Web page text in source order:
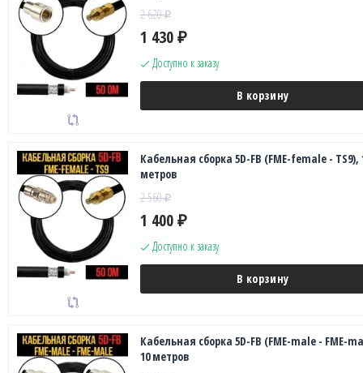
2 620₽
1 430 ₽
Доступно к заказу
В корзину
Кабельная сборка 5D-FB (FME-female - TS9),
метров
2 560₽
1 400 ₽
Доступно к заказу
В корзину
Кабельная сборка 5D-FB (FME-male - FME-
10 метров